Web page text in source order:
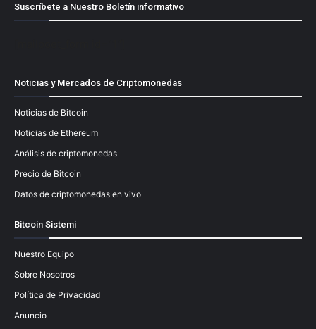
Suscríbete a Nuestro Boletín informativo
Noticias y Mercados de Criptomonedas
Noticias de Bitcoin
Noticias de Ethereum
Análisis de criptomonedas
Precio de Bitcoin
Datos de criptomonedas en vivo
Bitcoin Sistemi
Nuestro Equipo
Sobre Nosotros
Política de Privacidad
Anuncio